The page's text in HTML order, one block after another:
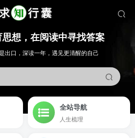
想，在阅读中寻找答案
出口，深读一年，遇见更清醒的自己
全站导航
人生梳理